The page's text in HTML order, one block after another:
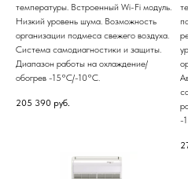
температуры. Встроенный Wi-Fi модуль.
Низкий уровень шума. Возможность
организации подмеса свежего воздуха.
Система самодиагностики и защиты.
Диапазон работы на охлаждение/
обогрев -15°С/-10°С.
205 390 руб.
-